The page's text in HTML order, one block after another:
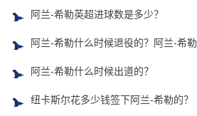
阿兰-希勒英超进球数是多少？
阿兰-希勒什么时候退役的？阿兰-希勒
阿兰-希勒什么时候出道的？
纽卡斯尔花多少钱签下阿兰-希勒的？